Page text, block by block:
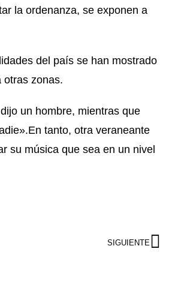
la ordenanza, se exponen a
del país se han mostrado
otras zonas.
un hombre, mientras que
tanto, otra veraneante
su música que sea en un nivel
SIGUIENTE